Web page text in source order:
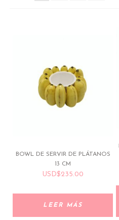
BOWL DE SERVIR DE PLÁTANOS
13 CM
USD$235.00
LEER MÁS